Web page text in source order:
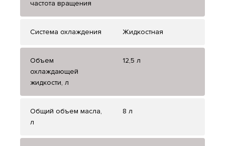
частота вращения
Система охлаждения Жидкостная
Объем
охлаждающей
жидкости, л
12,5 л
Общий объем масла,
л
8 л